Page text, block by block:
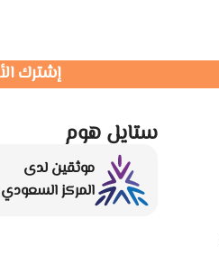
إشترك
ستايل هوم
موثقين لدى
المركز